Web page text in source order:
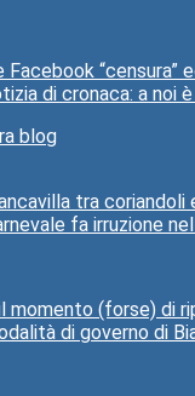
Facebook “censura”
di cronaca: a noi
blog
tra coriandoli
fa irruzione
momento (forse) di
di governo di